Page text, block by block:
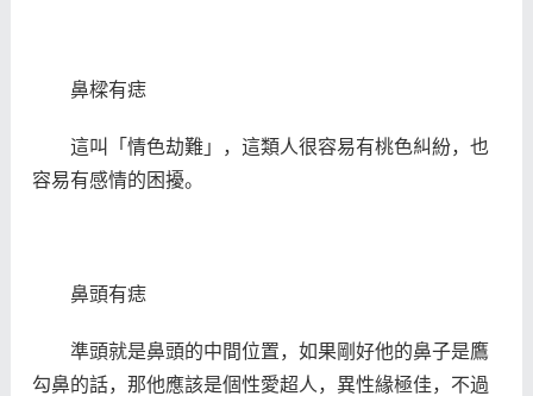
鼻樑有痣
這叫「情色劫難」，這類人很容易有桃色糾紛，也
容易有感情的困擾。
鼻頭有痣
準頭就是鼻頭的中間位置，如果剛好他的鼻子是鷹
勾鼻的話，那他應該是個性愛超人，異性緣極佳，不過